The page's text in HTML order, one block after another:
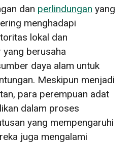
dan perlindungan yang
menghadapi
lokal dan
berusaha
daya alam untuk
Meskipun menjadi
para perempuan adat
dalam proses
yang mempengaruhi
juga mengalami